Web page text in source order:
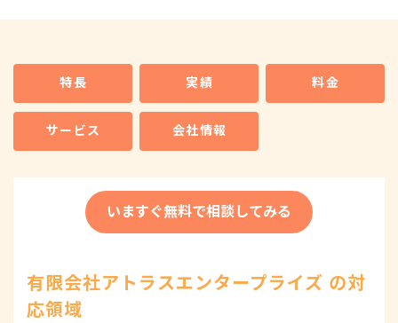
特長 実績 料金
サービス 会社情報
いますぐ無料で相談してみる
有限会社アトラスエンタープライズ の対
応領域